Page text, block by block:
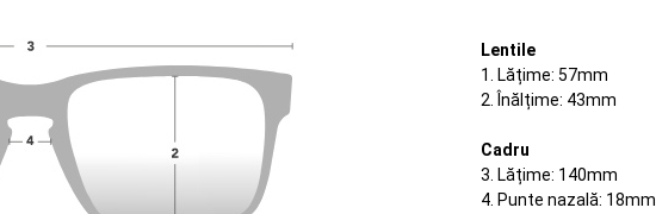
Lentile
1. Lățime: 57mm
2. Înălțime: 43mm
Cadru
3. Lățime: 140mm
4. Punte nazală: 18mm